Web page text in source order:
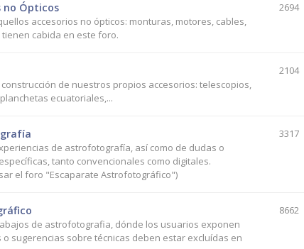
no Ópticos
accesorios no ópticos: monturas, motores, cables,
cabida en este foro.
2694
de nuestros propios accesorios: telescopios,
ecuatoriales,...
2104
de astrofotografía, así como de dudas o
tanto convencionales como digitales.
el foro "Escaparate Astrofotográfico")
3317
de astrofotografia, dónde los usuarios exponen
sugerencias sobre técnicas deben estar excluídas en
8662